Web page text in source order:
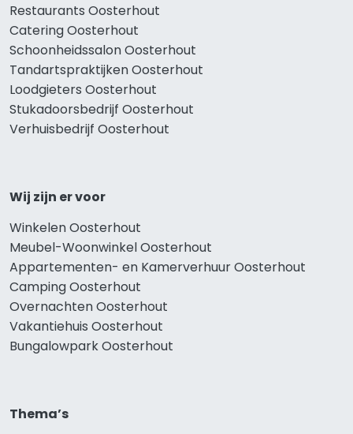
Restaurants Oosterhout
Catering Oosterhout
Schoonheidssalon Oosterhout
Tandartspraktijken Oosterhout
Loodgieters Oosterhout
Stukadoorsbedrijf Oosterhout
Verhuisbedrijf Oosterhout
Wij zijn er voor
Winkelen Oosterhout
Meubel-Woonwinkel Oosterhout
Appartementen- en Kamerverhuur Oosterhout
Camping Oosterhout
Overnachten Oosterhout
Vakantiehuis Oosterhout
Bungalowpark Oosterhout
Thema’s